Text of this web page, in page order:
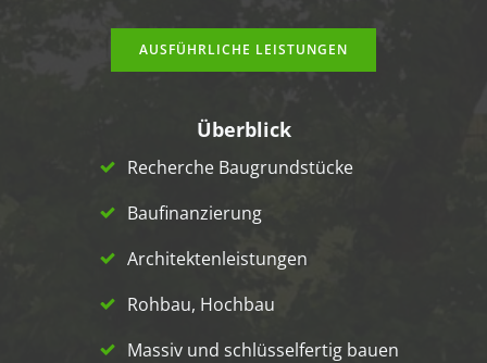
AUSFÜHRLICHE LEISTUNGEN
Überblick
Recherche Baugrundstücke
Baufinanzierung
Architektenleistungen
Rohbau, Hochbau
Massiv und schlüsselfertig bauen